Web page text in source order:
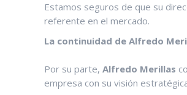
Estamos seguros de que su
referente en el mercado.
La continuidad de Alfredo
Por su parte, Alfredo Merillas
empresa con su visión